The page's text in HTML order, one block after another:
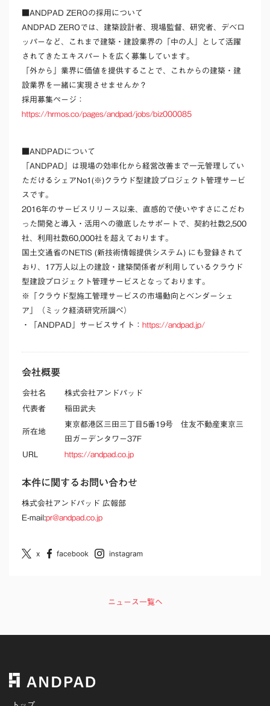
■ANDPAD ZEROの採用について
ANDPAD ZEROでは、建築設計者、現場監督、研究者、デベロ
ッパーなど、これまで建築・建設業界の「中の人」として活躍
されてきたエキスパートを広く募集しています。
「外から」業界に価値を提供することで、これからの建築・建
設業界を一緒に実現させませんか？
採用募集ページ：
https://hrmos.co/pages/andpad/jobs/biz000085
■ANDPADについて
「ANDPAD」は現場の効率化から経営改善まで一元管理してい
ただけるシェアNo1(※)クラウド型建設プロジェクト管理サービ
スです。
2016年のサービスリリース以来、直感的で使いやすさにこだわ
った開発と導入・活用への徹底したサポートで、契約社数2,500
社、利用社数60,000社を超えております。
国土交通省のNETIS (新技術情報提供システム) にも登録されて
おり、17万人以上の建設・建築関係者が利用しているクラウド
型建設プロジェクト管理サービスとなっております。
※「クラウド型施工管理サービスの市場動向とベンダーシェ
ア」（ミック経済研究所調べ）
・「ANDPAD」サービスサイト： https://andpad.jp/
会社概要
会社名
株式会社アンドパッド
代表者
稲田武夫
所在地
東京都港区三田三丁目5番19号 住友不動産東京三
田ガーデンタワー37F
URL
https://andpad.co.jp
本件に関するお問い合わせ
株式会社アンドパッド 広報部
E-mail:pr@andpad.co.jp
ニュース一覧へ